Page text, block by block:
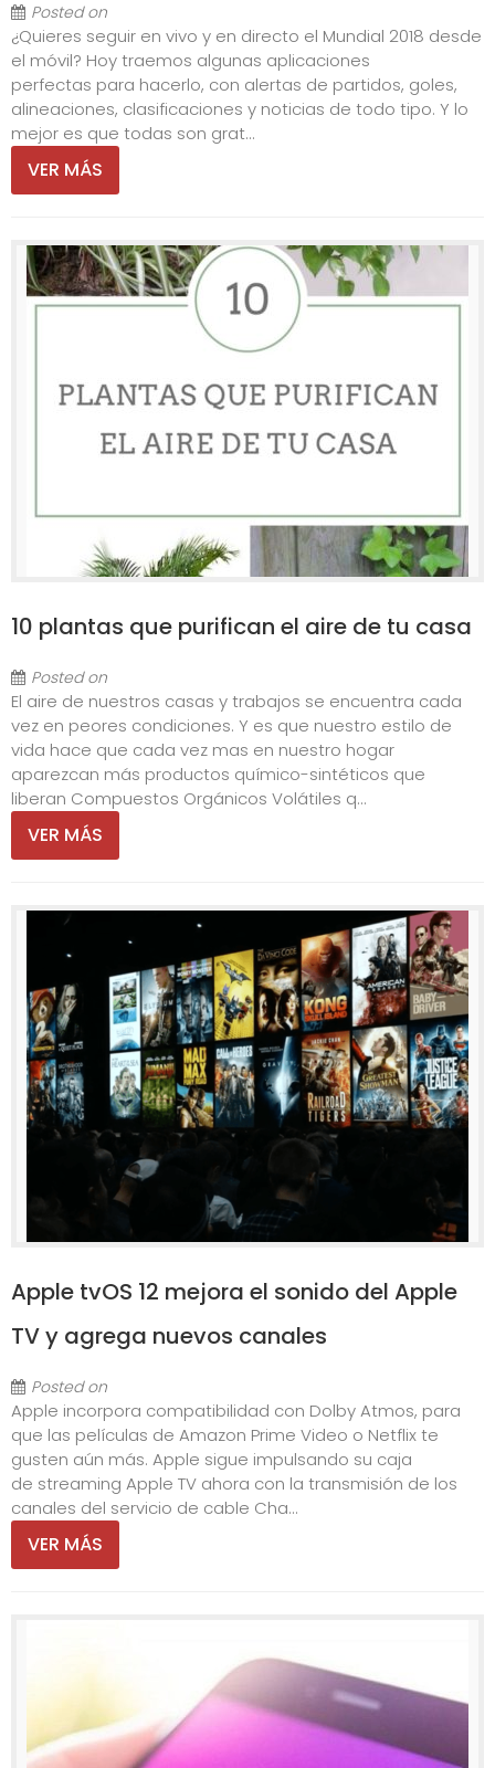
Posted on
¿Quieres seguir en vivo y en directo el Mundial 2018 desde
el móvil? Hoy traemos algunas aplicaciones
perfectas para hacerlo, con alertas de partidos, goles,
alineaciones, clasificaciones y noticias de todo tipo. Y lo
mejor es que todas son grat...
VER MÁS
10 plantas que purifican el aire de tu casa
Posted on
El aire de nuestros casas y trabajos se encuentra cada
vez en peores condiciones. Y es que nuestro estilo de
vida hace que cada vez mas en nuestro hogar
aparezcan más productos químico-sintéticos que
liberan Compuestos Orgánicos Volátiles q...
VER MÁS
Apple tvOS 12 mejora el sonido del Apple
TV y agrega nuevos canales
Posted on
Apple incorpora compatibilidad con Dolby Atmos, para
que las películas de Amazon Prime Video o Netflix te
gusten aún más. Apple sigue impulsando su caja
de streaming Apple TV ahora con la transmisión de los
canales del servicio de cable Cha...
VER MÁS